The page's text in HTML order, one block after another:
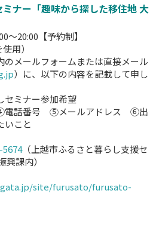
ナー「趣味から探した移住地 大
20:00【予約制】
用）
メールフォームまたは直接メール
）に、以下の内容を記載して申し
セミナー参加希望
番号 ⑤メールアドレス ⑥出
こと
5674（上越市ふるさと暮らし支援セ
課内）
site/furusato/furusato-